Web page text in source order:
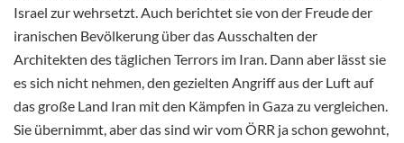
Israel zur wehrsetzt. Auch berichtet sie von der Freude der
iranischen Bevölkerung über das Ausschalten der
Architekten des täglichen Terrors im Iran. Dann aber lässt sie
es sich nicht nehmen, den gezielten Angriff aus der Luft auf
das große Land Iran mit den Kämpfen in Gaza zu vergleichen.
Sie übernimmt, aber das sind wir vom ÖRR ja schon gewohnt,